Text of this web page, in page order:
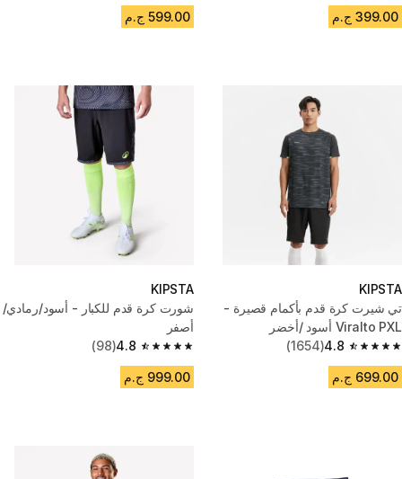
399.00 ج.م
599.00 ج.م
KIPSTA
تي شيرت كرة قدم بأكمام قصيرة -
Viralto PXL أسود /أخضر
4.8
4.8 out of 5 stars from 1654 reviews
(1654)
699.00 ج.م
KIPSTA
شورت كرة قدم للكبار - أسود/رمادي/
أصفر
4.8
4.8 out of 5 stars from 98 reviews
(98)
999.00 ج.م